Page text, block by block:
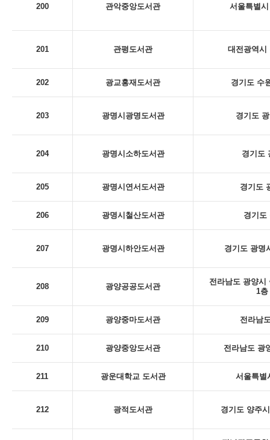
200 관악중앙도서관 서울특별
201 관평도서관 대전광역시
202 광교홍재도서관 경기도 수
203 광명시광명도서관 경기도
204 광명시소하도서관 경기도
205 광명시연서도서관 경기도
206 광명시철산도서관 경기도
207 광명시하안도서관 경기도 광명
208 광양공공도서관
전라남도 광양시
1층
209 광양중마도서관 전라남
210 광양중앙도서관 전라남도 광
211 광운대학교 도서관 서울특별
212 광적도서관 경기도 양주